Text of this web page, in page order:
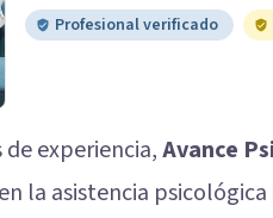
Profesional verificado
de experiencia,Avance
la asistencia